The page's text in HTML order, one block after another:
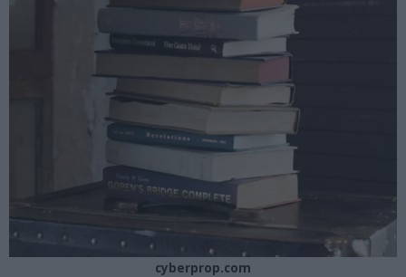
cyberprop.com